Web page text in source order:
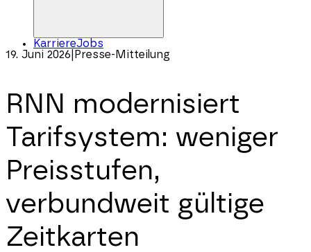
KarriereJobs
19. Juni 2026 Presse-Mitteilung
RNN modernisiert
Tarifsystem: weniger
Preisstufen,
verbundweit gültige
Zeitkarten